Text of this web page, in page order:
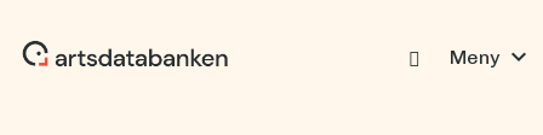
Meny expand_more